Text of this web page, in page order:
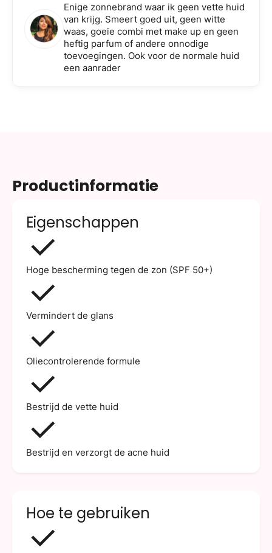
Enige zonnebrand waar ik geen vette huid
van krijg. Smeert goed uit, geen witte
waas, goeie combi met make up en geen
heftig parfum of andere onnodige
toevoegingen. Ook voor de normale huid
een aanrader
Productinformatie
Eigenschappen
Hoge bescherming tegen de zon (SPF 50+)
Vermindert de glans
Oliecontrolerende formule
Bestrijd de vette huid
Bestrijd en verzorgt de acne huid
Hoe te gebruiken